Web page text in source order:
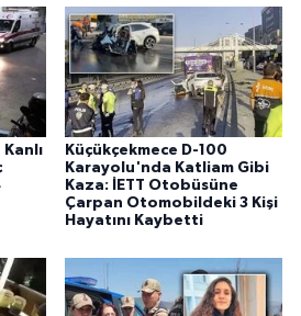
Küçükçekmece D-100
Karayolu'nda Katliam Gibi
Kaza: İETT Otobüsüne
Çarpan Otomobildeki 3 Kişi
Hayatını Kaybetti